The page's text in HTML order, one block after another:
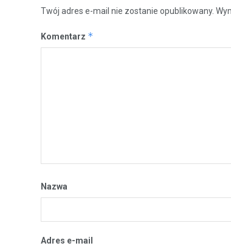
Twój adres e-mail nie zostanie opublikowany.
Komentarz *
Nazwa
Adres e-mail